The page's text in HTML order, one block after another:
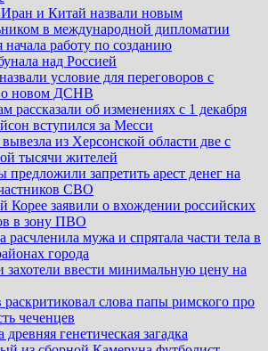
и Китай назвали новым
в международной дипломатии
работу по созданию
над Россией
условие для переговоров с
о новом ДСНВ
рассказали об изменениях с 1 декабря
вступился за Месси
из Херсонской области две с
тысячи жителей
предложили запретить арест денег на
СВО
заявили о вхождении российских
в зону ПВО
мужа и спрятала части тела в
города
захотели ввести минимальную цену на
слова папы римского про
чеченцев
древняя генетическая загадка